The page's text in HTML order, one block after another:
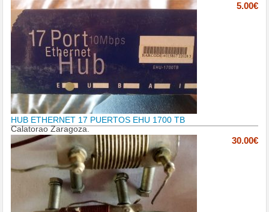
5.00€
HUB ETHERNET 17 PUERTOS EHU 1700 TB
Calatorao Zaragoza.
30.00€